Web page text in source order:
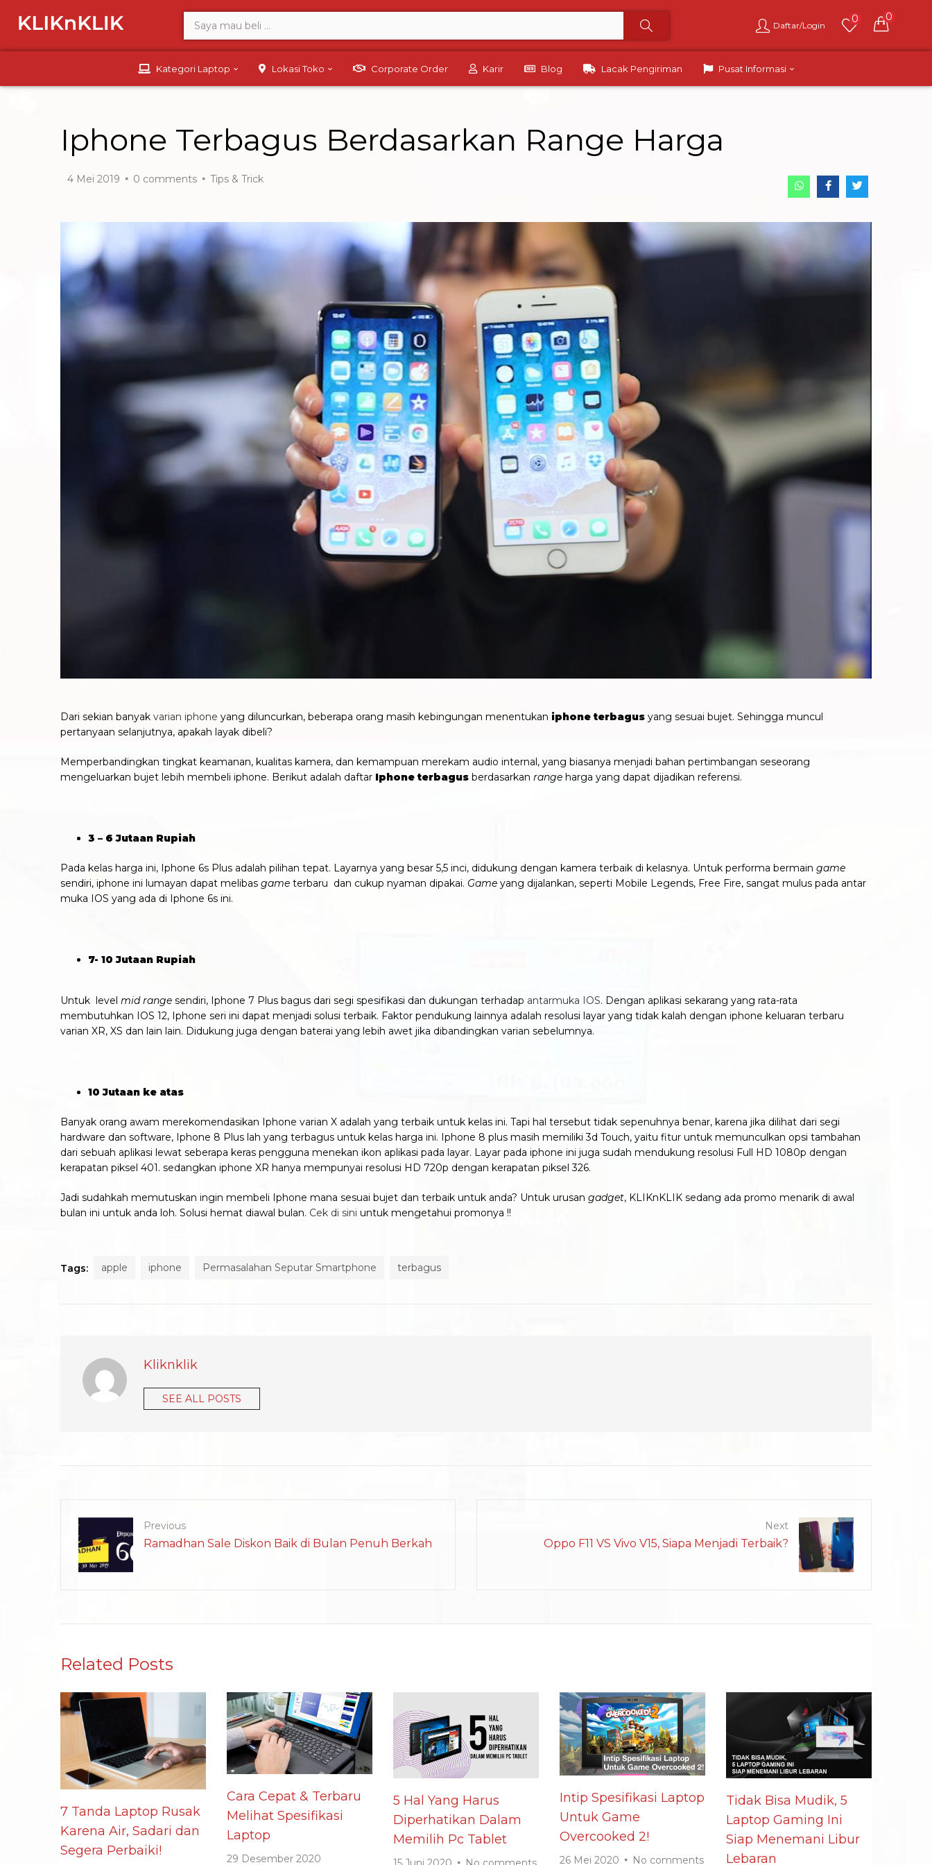
Daftar/Login
0 0
Kategori Laptop Lokasi Toko Corporate Order Karir Blog Lacak Pengiriman Pusat Informasi
Iphone Terbagus Berdasarkan Range Harga
4 Mei 2019 0 comments Tips & Trick
Dari sekian banyak varian iphone yang diluncurkan, beberapa orang masih kebingungan menentukan iphone terbagus yang sesuai bujet. Sehingga muncul
pertanyaan selanjutnya, apakah layak dibeli?
Memperbandingkan tingkat keamanan, kualitas kamera, dan kemampuan merekam audio internal, yang biasanya menjadi bahan pertimbangan seseorang
mengeluarkan bujet lebih membeli iphone. Berikut adalah daftar Iphone terbagus berdasarkan range harga yang dapat dijadikan referensi.
3 – 6 Jutaan Rupiah
Pada kelas harga ini, Iphone 6s Plus adalah pilihan tepat. Layarnya yang besar 5,5 inci, didukung dengan kamera terbaik di kelasnya. Untuk performa bermain game
sendiri, iphone ini lumayan dapat melibas game terbaru dan cukup nyaman dipakai. Game yang dijalankan, seperti Mobile Legends, Free Fire, sangat mulus pada antar
muka IOS yang ada di Iphone 6s ini.
7- 10 Jutaan Rupiah
Untuk level mid range sendiri, Iphone 7 Plus bagus dari segi spesifikasi dan dukungan terhadap antarmuka IOS. Dengan aplikasi sekarang yang rata-rata
membutuhkan IOS 12, Iphone seri ini dapat menjadi solusi terbaik. Faktor pendukung lainnya adalah resolusi layar yang tidak kalah dengan iphone keluaran terbaru
varian XR, XS dan lain lain. Didukung juga dengan baterai yang lebih awet jika dibandingkan varian sebelumnya.
10 Jutaan ke atas
Banyak orang awam merekomendasikan Iphone varian X adalah yang terbaik untuk kelas ini. Tapi hal tersebut tidak sepenuhnya benar, karena jika dilihat dari segi
hardware dan software, Iphone 8 Plus lah yang terbagus untuk kelas harga ini. Iphone 8 plus masih memiliki 3d Touch, yaitu fitur untuk memunculkan opsi tambahan
dari sebuah aplikasi lewat seberapa keras pengguna menekan ikon aplikasi pada layar. Layar pada iphone ini juga sudah mendukung resolusi Full HD 1080p dengan
kerapatan piksel 401. sedangkan iphone XR hanya mempunyai resolusi HD 720p dengan kerapatan piksel 326.
Jadi sudahkah memutuskan ingin membeli Iphone mana sesuai bujet dan terbaik untuk anda? Untuk urusan gadget, KLIKnKLIK sedang ada promo menarik di awal
bulan ini untuk anda loh. Solusi hemat diawal bulan. Cek di sini untuk mengetahui promonya !!
Tags: apple iphone Permasalahan Seputar Smartphone terbagus
Kliknklik
SEE ALL POSTS
Previous
Ramadhan Sale Diskon Baik di Bulan Penuh Berkah
Next
Oppo F11 VS Vivo V15, Siapa Menjadi Terbaik?
Related Posts
7 Tanda Laptop Rusak
Karena Air, Sadari dan
Segera Perbaiki!
Cara Cepat & Terbaru
Melihat Spesifikasi
Laptop
29 Desember 2020
5 Hal Yang Harus
Diperhatikan Dalam
Memilih Pc Tablet
Intip Spesifikasi Laptop
Untuk Game
Overcooked 2!
26 Mei 2020 No comments
Tidak Bisa Mudik, 5
Laptop Gaming Ini
Siap Menemani Libur
Lebaran